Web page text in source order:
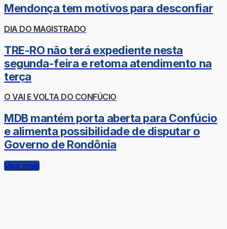
Mendonça tem motivos para desconfiar
DIA DO MAGISTRADO
TRE-RO não terá expediente nesta
segunda-feira e retoma atendimento na
terça
O VAI E VOLTA DO CONFÚCIO
MDB mantém porta aberta para Confúcio
e alimenta possibilidade de disputar o
Governo de Rondônia
Veja mais